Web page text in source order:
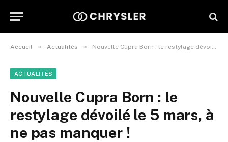
Accueil » Actualités » Nouvelle Cupra Born : le restylage dévoilé le 5 mars, à ne pas manquer !
ACTUALITÉS
Nouvelle Cupra Born : le
restylage dévoilé le 5 mars, à
ne pas manquer !